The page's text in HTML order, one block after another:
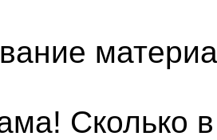
Сколько